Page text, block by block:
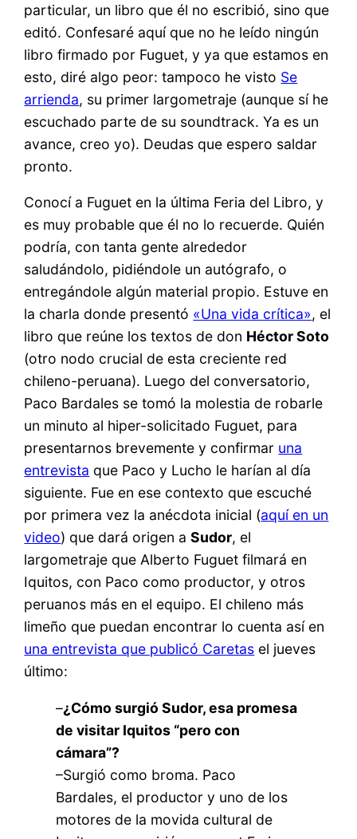
particular, un libro que él no escribió, sino que
editó. Confesaré aquí que no he leído ningún
libro firmado por Fuguet, y ya que estamos en
esto, diré algo peor: tampoco he visto Se
arrienda, su primer largometraje (aunque sí he
escuchado parte de su soundtrack. Ya es un
avance, creo yo). Deudas que espero saldar
pronto.
Conocí a Fuguet en la última Feria del Libro, y
es muy probable que él no lo recuerde. Quién
podría, con tanta gente alrededor
saludándolo, pidiéndole un autógrafo, o
entregándole algún material propio. Estuve en
la charla donde presentó «Una vida crítica», el
libro que reúne los textos de don Héctor Soto
(otro nodo crucial de esta creciente red
chileno-peruana). Luego del conversatorio,
Paco Bardales se tomó la molestia de robarle
un minuto al hiper-solicitado Fuguet, para
presentarnos brevemente y confirmar una
entrevista que Paco y Lucho le harían al día
siguiente. Fue en ese contexto que escuché
por primera vez la anécdota inicial (aquí en un
video) que dará origen aSudor, el
largometraje que Alberto Fuguet filmará en
Iquitos, con Paco como productor, y otros
peruanos más en el equipo. El chileno más
limeño que puedan encontrar lo cuenta así en
una entrevista que publicó Caretas el jueves
último:
–¿Cómo surgió Sudor, esa promesa
de visitar Iquitos “pero con
cámara”?
–Surgió como broma. Paco
Bardales, el productor y uno de los
motores de la movida cultural de